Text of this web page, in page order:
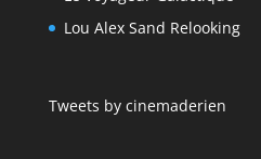
Lou Alex Sand Relooking
Tweets by cinemaderien